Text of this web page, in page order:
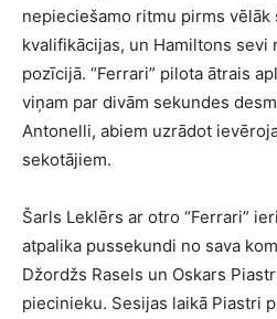
nepieciešamo ritmu pirms
kvalifikācijas, un Hamiltons
pozīcijā. “Ferrari” pilota ātrais
viņam par divām sekundes
Antonelli, abiem uzrādot
sekotājiem.
Šarls Leklērs ar otro “Ferrari”
atpalika pussekundi no sava
Džordžs Rasels un Oskars
piecinieku. Sesijas laikā Piastri